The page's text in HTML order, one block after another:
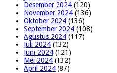
Desember 2024 (120)
November 2024 (136)
Oktober 2024 (136)
September 2024 (108)
Agustus 2024 (117)
Juli 2024 (132)
Juni 2024 (121)
Mei 2024 (132)
April 2024 (87)